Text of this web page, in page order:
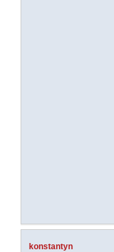
konstantyn